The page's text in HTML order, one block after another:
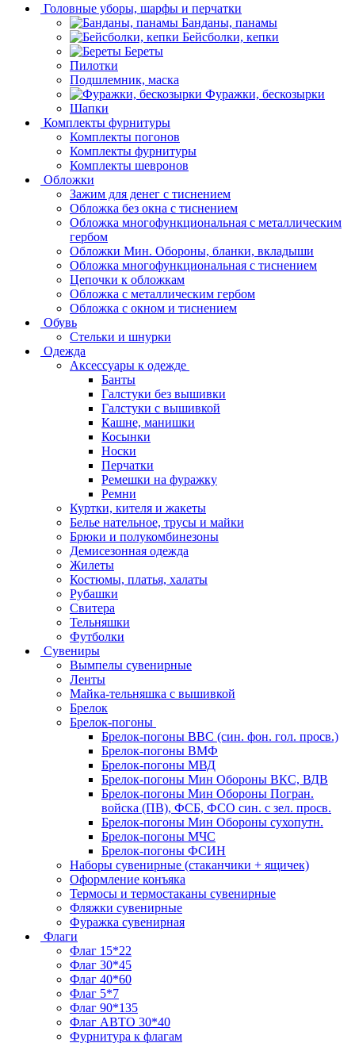
Головные уборы, шарфы и перчатки
Банданы, панамы
Бейсболки, кепки
Береты
Пилотки
Подшлемник, маска
Фуражки, бескозырки
Шапки
Комплекты фурнитуры
Комплекты погонов
Комплекты фурнитуры
Комплекты шевронов
Обложки
Зажим для денег с тиснением
Обложка без окна с тиснением
Обложка многофункциональная с металлическим
гербом
Обложки Мин. Обороны, бланки, вкладыши
Обложка многофункциональная с тиснением
Цепочки к обложкам
Обложка с металлическим гербом
Обложка с окном и тиснением
Обувь
Стельки и шнурки
Одежда
Аксессуары к одежде
Банты
Галстуки без вышивки
Галстуки с вышивкой
Кашне, манишки
Косынки
Носки
Перчатки
Ремешки на фуражку
Ремни
Куртки, кителя и жакеты
Белье нательное, трусы и майки
Брюки и полукомбинезоны
Демисезонная одежда
Жилеты
Костюмы, платья, халаты
Рубашки
Свитера
Тельняшки
Футболки
Сувениры
Вымпелы сувенирные
Ленты
Майка-тельняшка с вышивкой
Брелок
Брелок-погоны
Брелок-погоны ВВС (син. фон. гол. просв.)
Брелок-погоны ВМФ
Брелок-погоны МВД
Брелок-погоны Мин Обороны ВКС, ВДВ
Брелок-погоны Мин Обороны Погран.
войска (ПВ), ФСБ, ФСО син. с зел. просв.
Брелок-погоны Мин Обороны сухопутн.
Брелок-погоны МЧС
Брелок-погоны ФСИН
Наборы сувенирные (стаканчики + ящичек)
Оформление конъяка
Термосы и термостаканы сувенирные
Фляжки сувенирные
Фуражка сувенирная
Флаги
Флаг 15*22
Флаг 30*45
Флаг 40*60
Флаг 5*7
Флаг 90*135
Флаг АВТО 30*40
Фурнитура к флагам